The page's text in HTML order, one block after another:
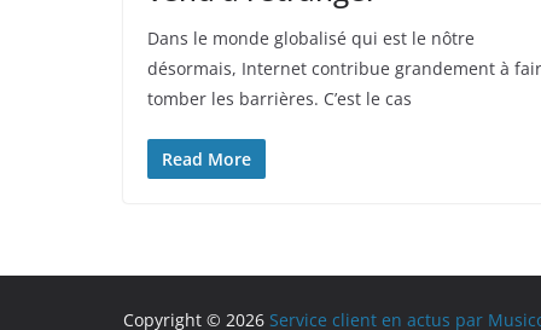
Dans le monde globalisé qui est le nôtre
désormais, Internet contribue grandement à
tomber les barrières. C’est le cas
Read More
Copyright © 2026 Service client en actus par